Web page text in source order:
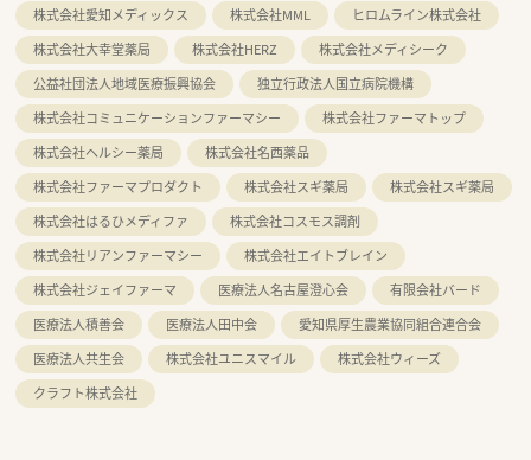
株式会社愛知メディックス
株式会社MML
ヒロムライン株式会社
株式会社大幸堂薬局
株式会社HERZ
株式会社メディシーク
公益社団法人地域医療振興協会
独立行政法人国立病院機構
株式会社コミュニケーションファーマシー
株式会社ファーマトップ
株式会社ヘルシー薬局
株式会社名西薬品
株式会社ファーマプロダクト
株式会社スギ薬局
株式会社スギ薬局
株式会社はるひメディファ
株式会社コスモス調剤
株式会社リアンファーマシー
株式会社エイトブレイン
株式会社ジェイファーマ
医療法人名古屋澄心会
有限会社バード
医療法人積善会
医療法人田中会
愛知県厚生農業協同組合連合会
医療法人共生会
株式会社ユニスマイル
株式会社ウィーズ
クラフト株式会社